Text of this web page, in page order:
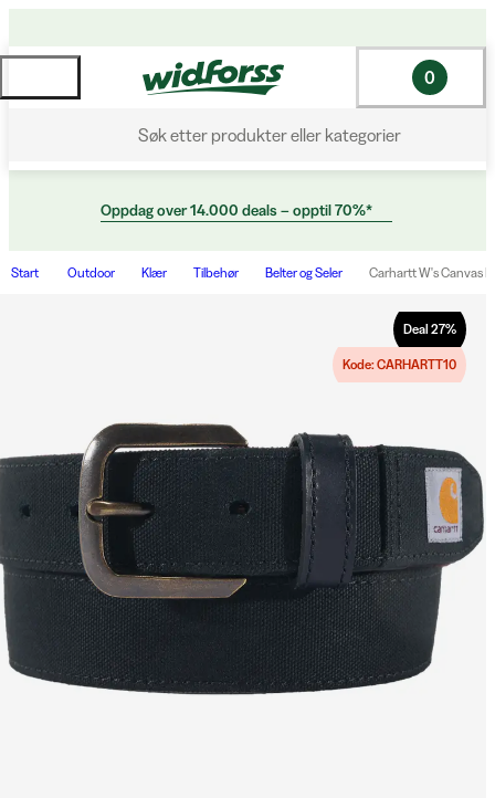
Søk etter produkter eller kategorier
0
Oppdag over 14.000 deals – opptil 70%*
Start Outdoor Klær Tilbehør Belter og Seler Carhartt W's Canvas
Deal 27%
Kode: CARHARTT10